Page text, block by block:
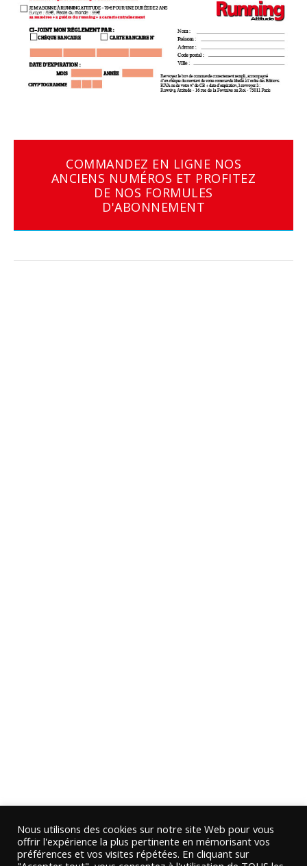
COMMANDEZ EN LIGNE NOS
ANCIENS NUMÉROS ET PROFITEZ
DE NOS FORMULES
D'ABONNEMENT
Nous utilisons des cookies sur notre site Web pour vous
offrir l'expérience la plus pertinente en mémorisant vos
préférences et vos visites répétées. En cliquant sur